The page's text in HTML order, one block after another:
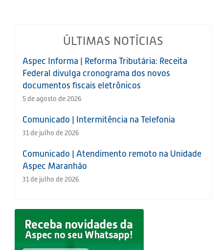
ÚLTIMAS NOTÍCIAS
Aspec Informa | Reforma Tributária: Receita
Federal divulga cronograma dos novos
documentos fiscais eletrônicos
5 de agosto de 2026
Comunicado | Intermitência na Telefonia
31 de julho de 2026
Comunicado | Atendimento remoto na Unidade
Aspec Maranhão
31 de julho de 2026